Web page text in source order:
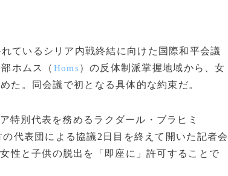
れているシリア内戦終結に向けた国際和平会議
ホムス（ Homs）の反体制派掌握地域から、女
た。同会議で初となる具体的な約束だ。
特別代表を務めるラクダール・ブラヒミ
代表団による協議2日目を終えて開いた記者会
性と子供の脱出を「即座に」許可することで